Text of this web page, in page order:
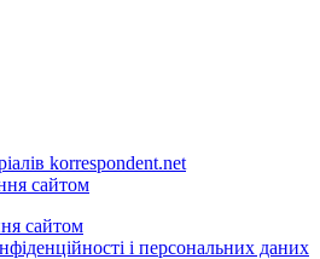
korrespondent.net
сайтом
сайтом
і персональних даних